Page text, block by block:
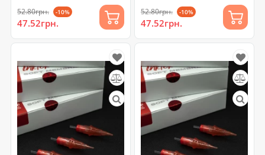
52.80грн. -10%
47.52грн.
52.80грн. -10%
47.52грн.